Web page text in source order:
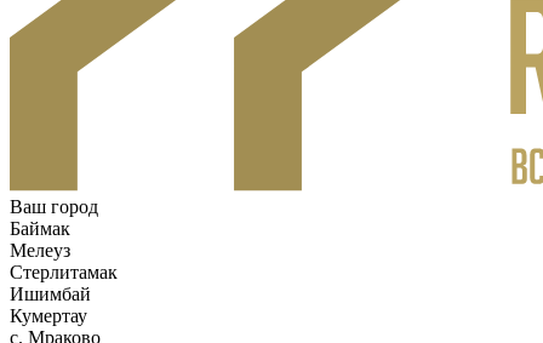
Ваш город
Баймак
Мелеуз
Стерлитамак
Ишимбай
Кумертау
c. Мраково